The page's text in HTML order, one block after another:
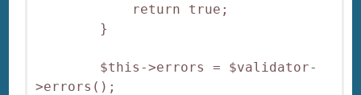
return true;
}
$this->errors = $validator-
>errors();